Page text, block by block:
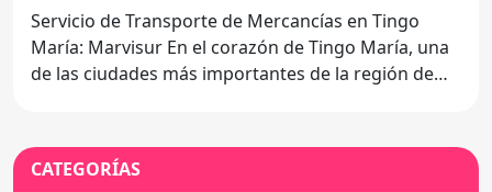
Servicio de Transporte de Mercancías en Tingo
María: Marvisur En el corazón de Tingo María, una
de las ciudades más importantes de la región de
CATEGORÍAS